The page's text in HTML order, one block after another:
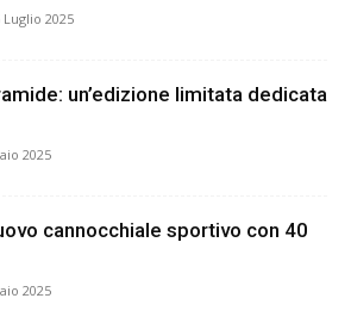
Luglio 2025
un’edizione limitata dedicata
2025
cannocchiale sportivo con 40
2025